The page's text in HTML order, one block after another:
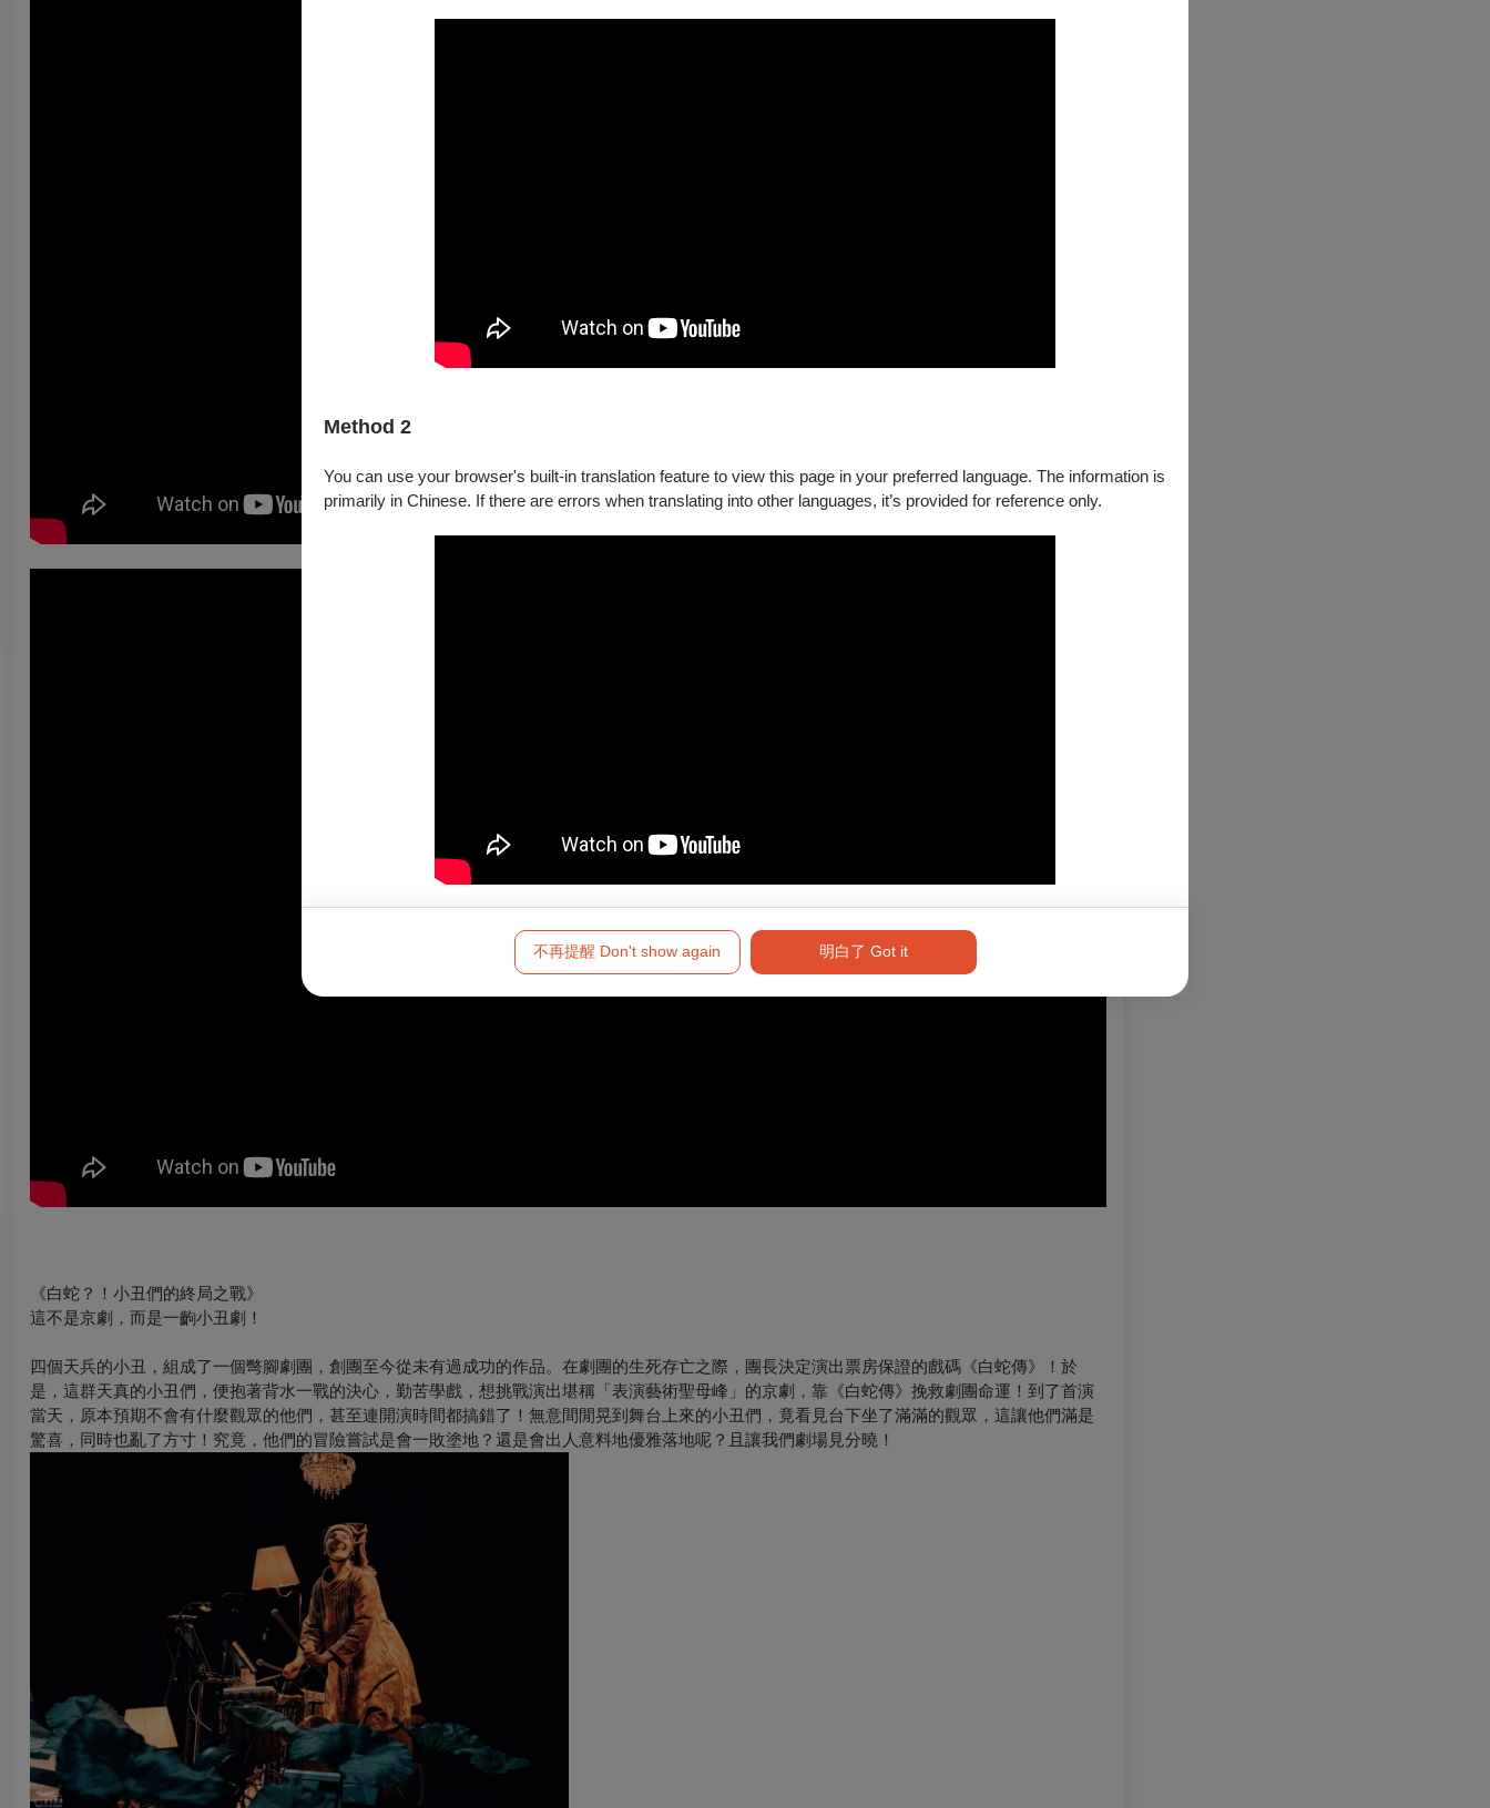
Method 2
You can use your browser's built-in translation feature to view this page in your preferred language. The information is
primarily in Chinese. If there are errors when translating into other languages, it’s provided for reference only.
不再提醒 Don't show again 明白了 Got it
《白蛇？！小丑們的終局之戰》
這不是京劇，而是一齣小丑劇！
四個天兵的小丑，組成了一個彆腳劇團，創團至今從未有過成功的作品。在劇團的生死存亡之際，團長決定演出票房保證的戲碼《白蛇傳》！於
是，這群天真的小丑們，便抱著背水一戰的決心，勤苦學戲，想挑戰演出堪稱「表演藝術聖母峰」的京劇，靠《白蛇傳》挽救劇團命運！到了首演
當天，原本預期不會有什麼觀眾的他們，甚至連開演時間都搞錯了！無意間閒晃到舞台上來的小丑們，竟看見台下坐了滿滿的觀眾，這讓他們滿是
驚喜，同時也亂了方寸！究竟，他們的冒險嘗試是會一敗塗地？還是會出人意料地優雅落地呢？且讓我們劇場見分曉！